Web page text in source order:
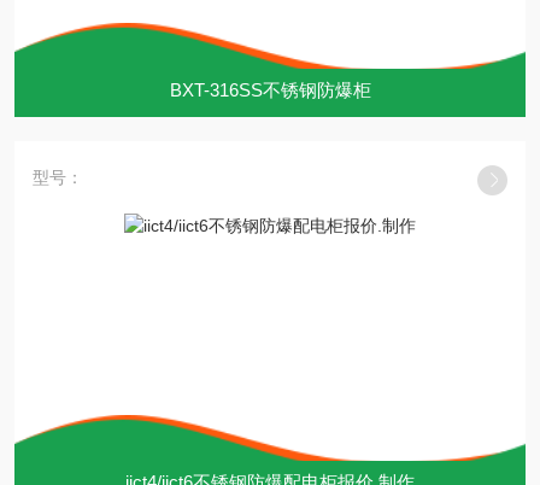
BXT-316SS不锈钢防爆柜
型号：